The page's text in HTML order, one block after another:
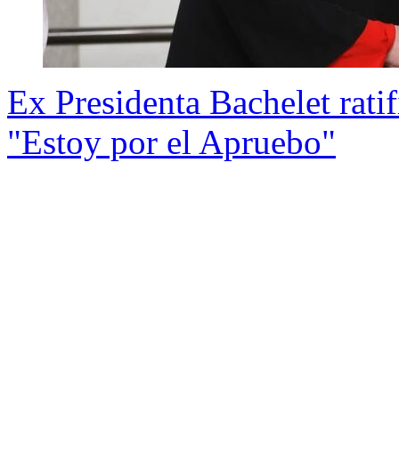
Ex Presidenta Bachelet
"Estoy por el Apruebo"